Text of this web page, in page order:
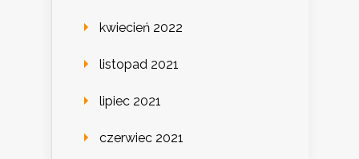
kwiecień 2022
listopad 2021
lipiec 2021
czerwiec 2021